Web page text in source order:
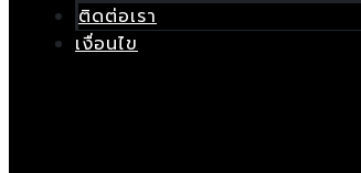
ติดต่อเรา
เงื่อนไข